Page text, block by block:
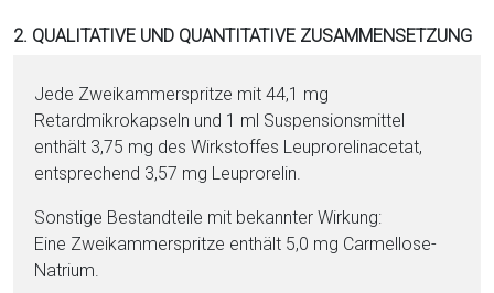
F
2. QUALITATIVE UND QUANTITATIVE ZUSAMMENSETZUNG
Jede Zweikammerspritze mit 44,1 mg
Retardmikrokapseln und 1 ml Suspensionsmittel
enthält 3,75 mg des Wirk­stof­fes Leu­pro­re­lin­ace­tat,
ent­sprechend 3,57 mg Leuprorelin.
Sonstige Be­stand­tei­le mit bekannter Wirkung:
Eine Zweikammerspritze enthält 5,0 mg Car­mel­lose-
Na­tri­um.